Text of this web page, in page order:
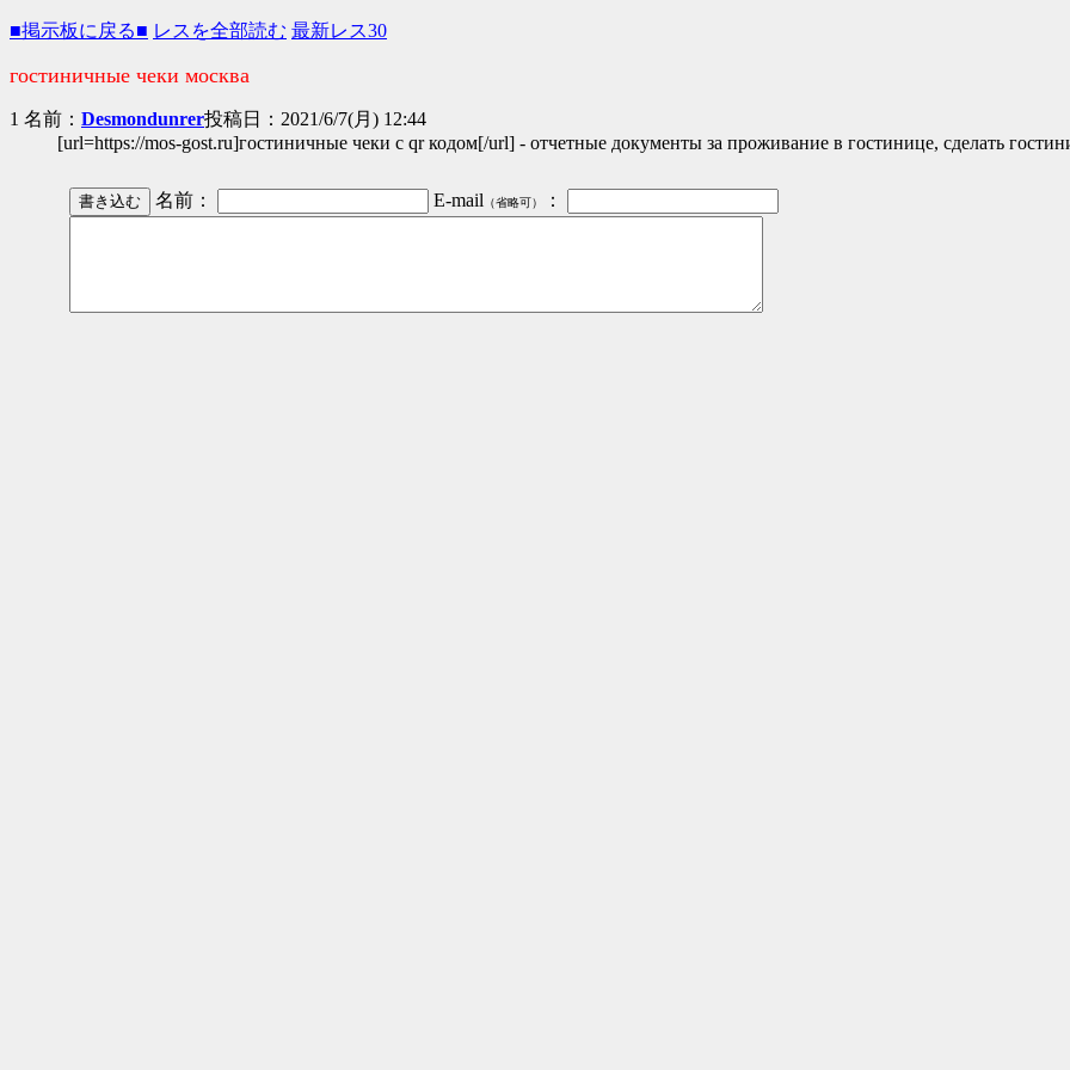
■掲示板に戻る■ レスを全部読む 最新レス30
гостиничные чеки москва
1 名前： Desmondunrer投稿日：2021/6/7(月) 12:44
[url=https://mos-gost.ru]гостиничные чеки с qr кодом[/url] - отчетные документы за проживание в гостинице, сделать
名前： E-mail （省略可） ：